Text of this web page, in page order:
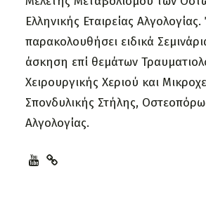
Ελληνικής Εταιρείας Αλγολογίας.
παρακολουθήσει ειδικά
άσκηση επί θεμάτων
Χειρουργικής Χεριού και
Σπονδυλικής Στήλης,
Αλγολογίας.